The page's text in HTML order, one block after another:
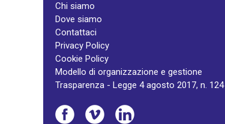
Chi siamo
Dove siamo
Contattaci
Privacy Policy
Cookie Policy
Modello di organizzazione e gestione
Trasparenza - Legge 4 agosto 2017, n. 124